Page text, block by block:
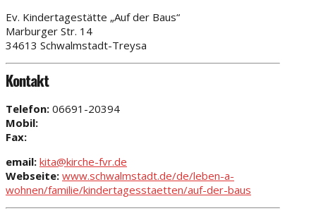
Ev. Kindertagestätte „Auf der Baus“
Marburger Str. 14
34613 Schwalmstadt-Treysa
Kontakt
Telefon: 06691-20394
Mobil:
Fax:
email: kita@kirche-fvr.de
Webseite: www.schwalmstadt.de/de/leben-a-
wohnen/familie/kindertagesstaetten/auf-der-baus